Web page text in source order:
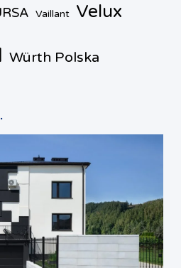
Vaillant Velux
Würth Polska